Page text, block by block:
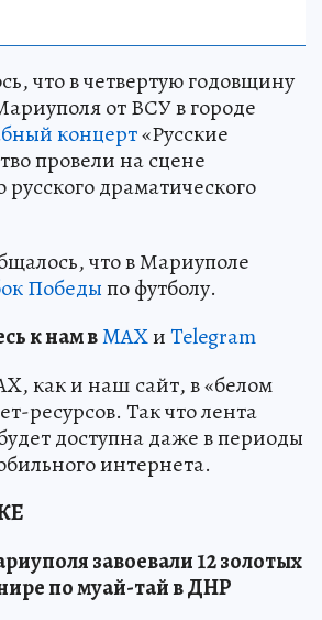
что в четвертую годовщину
от ВСУ в городе
концерт«Русские
провели на сцене
драматического
что в Мариуполе
Победыпо футболу.
к нам вMAXиTelegram
как и наш сайт, в «белом
ресурсов. Так что лента
доступна даже в периоды
интернета.
завоевали 12 золотых
по муай-тай в ДНР